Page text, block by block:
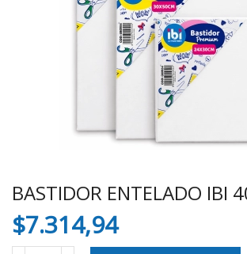
BASTIDOR ENTELADO IBI
$7.314,94